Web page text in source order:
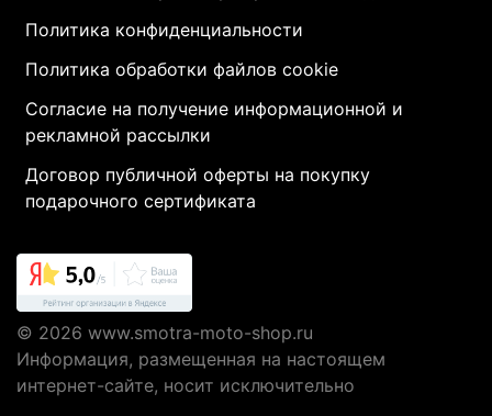
Политика конфиденциальности
Политика обработки файлов cookie
Согласие на получение информационной и
рекламной рассылки
Договор публичной оферты на покупку
подарочного сертификата
© 2026 www.smotra-moto-shop.ru
Информация, размещенная на настоящем
интернет-сайте, носит исключительно